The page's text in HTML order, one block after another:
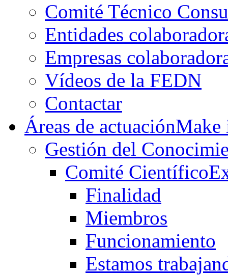
Comité Técnico
Entidades
Empresas
Vídeos de la FEDN
Contactar
Áreas de actuación
Gestión del
Comité Científico
Finalidad
Miembros
Funcionamiento
Estamos